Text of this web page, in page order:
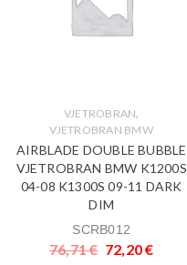
VJETROBRAN,
VJETROBRAN BMW
AIRBLADE DOUBLE BUBBLE
VJETROBRAN BMW K1200S
04-08 K1300S 09-11 DARK
DIM
SCRB012
76,71€ 72,20€